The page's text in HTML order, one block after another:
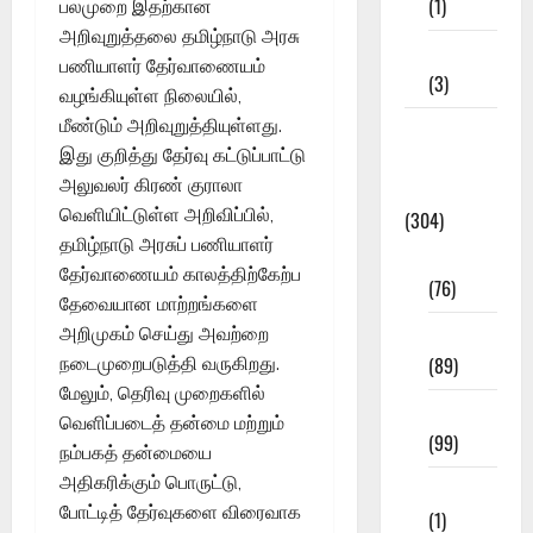
பலமுறை இதற்கான
அறிவுறுத்தலை தமிழ்நாடு அரசு
பணியாளர் தேர்வாணையம்
வழங்கியுள்ள நிலையில்,
மீண்டும் அறிவுறுத்தியுள்ளது.
இது குறித்து தேர்வு கட்டுப்பாட்டு
அலுவலர் கிரண் குராலா
வெளியிட்டுள்ள அறிவிப்பில்,
தமிழ்நாடு அரசுப் பணியாளர்
தேர்வாணையம் காலத்திற்கேற்ப
தேவையான மாற்றங்களை
அறிமுகம் செய்து அவற்றை
நடைமுறைபடுத்தி வருகிறது.
மேலும், தெரிவு முறைகளில்
வெளிப்படைத் தன்மை மற்றும்
நம்பகத் தன்மையை
அதிகரிக்கும் பொருட்டு,
போட்டித் தேர்வுகளை விரைவாக
(3)
(304)
(76)
(89)
(99)
(1)